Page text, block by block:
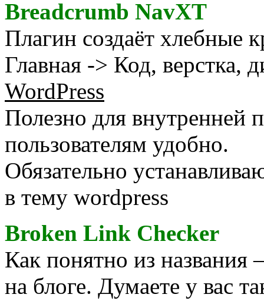
Breadcrumb NavXT
Плагин создаёт хлебные
Главная -> Код, верстка,
WordPress
Полезно для внутренней
пользователям удобно.
Обязательно
в тему wordpress
Broken Link Checker
Как понятно из названия
на блоге. Думаете у вас